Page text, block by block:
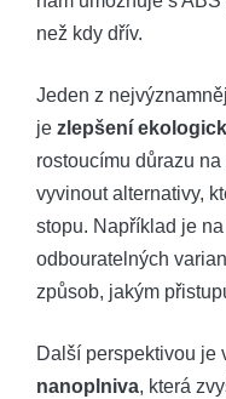
než kdy dřív.
Jeden z
je zlepšení
rostoucímu důrazu
vyvinout alternativy,
stopu. Například je
odbouratelných
způsob, jakým
Další perspektivou je
nanoplniva, která